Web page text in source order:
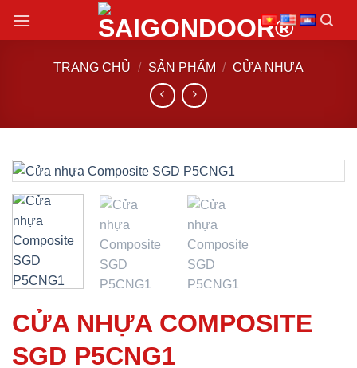
đến
TRANG CHỦ / SẢN PHẨM / CỬA NHỰA
CỬA NHỰA COMPOSITE
SGD P5CNG1